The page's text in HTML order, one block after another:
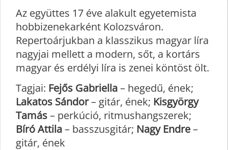
Az együttes 17 éve alakult egyetemista
hobbizenekarként Kolozsváron.
Repertoárjukban a klasszikus magyar líra
nagyjai mellett a modern, sőt, a kortárs
magyar és erdélyi líra is zenei köntöst ölt.
Tagjai: Fejős Gabriella– hegedű, ének;
Lakatos Sándor– gitár, ének; Kisgyörgy
Tamás– perkúció, ritmushangszerek;
Bíró Attila– basszusgitár; Nagy Endre–
gitár, ének